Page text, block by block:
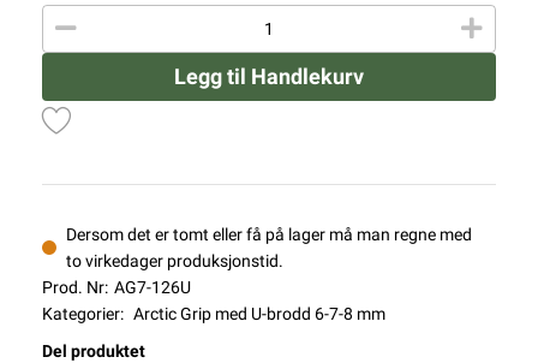
Legg til Handlekurv
Dersom det er tomt eller få på lager må man regne med
to virkedager produksjonstid.
Prod. Nr: AG7-126U
Kategorier: Arctic Grip med U-brodd 6-7-8 mm
Del produktet